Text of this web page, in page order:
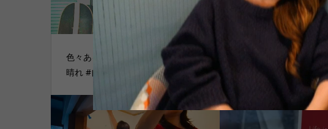
色々あるけど人生いつも自分次第 #
晴れ #自分 #好きな事 #楽しい事